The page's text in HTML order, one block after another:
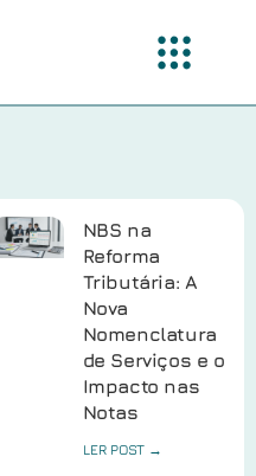
NBS na
Reforma
Tributária: A
Nova
Nomenclatura
de Serviços e o
Impacto nas
Notas
LER POST →